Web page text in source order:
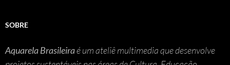
SOBRE
Aquarela Brasileiraé um ateliê multimedia que desenvolve